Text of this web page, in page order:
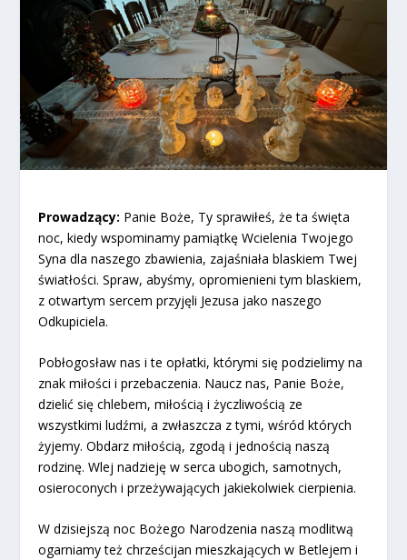
Prowadzący: Panie Boże, Ty sprawiłeś, że ta święta
noc, kiedy wspominamy pamiątkę Wcielenia Twojego
Syna dla naszego zbawienia, zajaśniała blaskiem Twej
światłości. Spraw, abyśmy, opromienieni tym blaskiem,
z otwartym sercem przyjęli Jezusa jako naszego
Odkupiciela.
Pobłogosław nas i te opłatki, którymi się podzielimy na
znak miłości i przebaczenia. Naucz nas, Panie Boże,
dzielić się chlebem, miłością i życzliwością ze
wszystkimi ludźmi, a zwłaszcza z tymi, wśród których
żyjemy. Obdarz miłością, zgodą i jednością naszą
rodzinę. Wlej nadzieję w serca ubogich, samotnych,
osieroconych i przeżywających jakiekolwiek cierpienia.
W dzisiejszą noc Bożego Narodzenia naszą modlitwą
ogarniamy też chrześcijan mieszkających w Betlejem i